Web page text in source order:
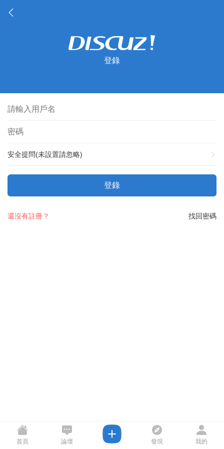
登錄
安全提問(未設置請忽略)
登錄
找回密碼
還沒有註冊？
首頁 論壇 發現 我的